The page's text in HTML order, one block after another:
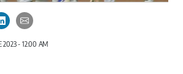
2023 - 12:00 AM